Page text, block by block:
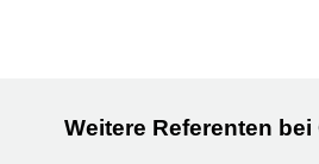
Weitere Referenten